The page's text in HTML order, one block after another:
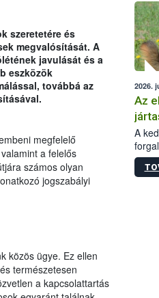
szeretetére és
megvalósítását. A
javulását és a
eszközök
továbbá az
megfelelő
a felelős
számos olyan
jogszabályi
közös ügye. Ez ellen
természetesen
a kapcsolattartás
2026.
Az
A